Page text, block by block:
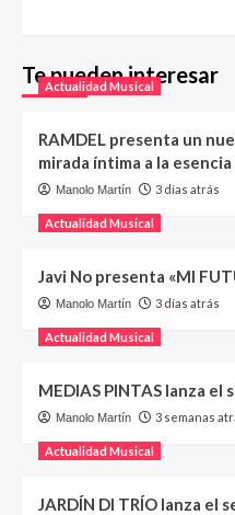
Te pueden interesar
Actualidad Musical
RAMDEL presenta un
mirada íntima a la
Manolo Martín 3 días atrás
Actualidad Musical
Javi No presenta «MI
Manolo Martín 3 días atrás
Actualidad Musical
MEDIAS PINTAS lanza el
Manolo Martín 3 semanas
Actualidad Musical
JARDÍN DI TRÍO lanza el